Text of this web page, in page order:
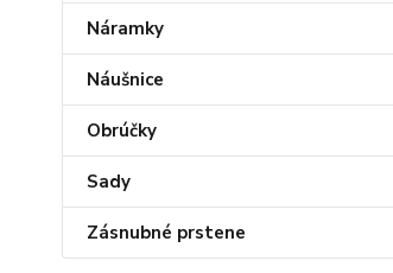
Náramky
Náušnice
Obrúčky
Sady
Zásnubné prstene